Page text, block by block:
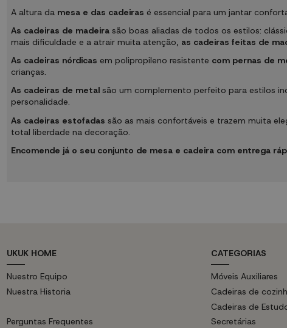
A altura da mesa e das cadeiras é essencial para um jantar
As cadeiras de madeirasão boas aliadas de todos os estilos:
mais dificuldade e a atrair muita atenção, as cadeiras feitas de
As cadeiras nórdicas em polipropileno resistente com pernas de
crianças.
As cadeiras de metalsão um complemento perfeito para estilos
personalidade.
As cadeiras estofadas são as mais confortáveis e trazem muita
total liberdade na decoração.
Encomende já o seu conjunto de mesa e cadeira com entrega
UKUK HOME
Nuestro Equipo
Nuestra Historia
Perguntas Frequentes
CATEGORIAS
Móveis Auxiliares
Cadeiras de
Cadeiras de
Secretárias